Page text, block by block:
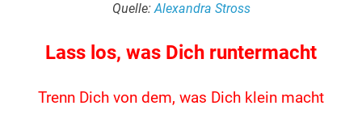
Quelle:Alexandra Stross
Lass los, was Dich runtermacht
Trenn Dich von dem, was Dich klein macht